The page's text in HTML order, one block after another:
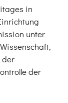
in
unter
der
der